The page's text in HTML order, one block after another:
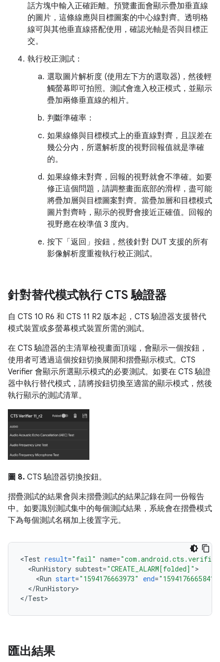
話方塊中輸入正確距離。預覽畫面會顯示疊加垂直線
的圖片，這條線應與目標圖案的中心線對齊。透明格
線可與其他垂直線搭配使用，確認光軸是否與目標正
交。
執行校正測試：
選取圖片解析度 (使用左下方的選取器)，然後輕
觸螢幕即可拍照。測試會進入校正模式，並顯示
疊加兩條垂直線的相片。
判斷準確率：
如果線條與目標模式上的垂直線對齊，且誤差在
幾公分內，所選解析度的視野回報值就是準確
的。
如果線條未對齊，回報的視野就會不準確。如要
修正這個問題，請調整畫面底部的滑桿，盡可能
將疊加層與目標圖案對齊。當疊加層和目標模式
圖片對齊時，顯示的視野會接近正確值。回報的
視野應在校準值 3 度內。
按下「返回」 按鈕，然後針對 DUT 支援的所有
影像解析度重複執行校正測試。
針對替代模式執行 CTS 驗證器
自 CTS 10 R6 和 CTS 11 R2 版本起，CTS 驗證器支援替代
模式裝置或多螢幕模式裝置所需的測試。
在 CTS 驗證器的主清單檢視畫面頂端，會顯示一個按鈕，
使用者可透過這個按鈕切換展開和摺疊顯示模式。CTS
Verifier 會顯示所選顯示模式的必要測試。如要在 CTS 驗證
器中執行替代模式，請將按鈕切換至適當的顯示模式，然後
執行顯示的測試清單。
圖 8. CTS 驗證器切換按鈕。
摺疊測試的結果會與未摺疊測試的結果記錄在同一份報告
中。如要識別測試集中的每個測試結果，系統會在摺疊模式
下為每個測試名稱加上後置字元。
<Test result="fail" name=
<RunHistory subtest="CREATE_ALARM[folded]"
<Run start="1594176663973" end="1594176665841"
</RunHistory>
</Test
匯出結果